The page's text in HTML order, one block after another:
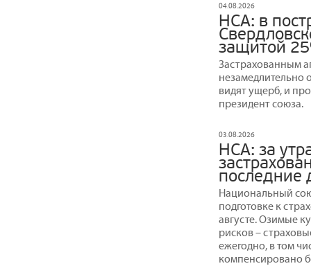
04.08.2026
НСА: в
защитой
Застрахованным
незамедлительно
видят ущерб, и
президент союза.
03.08.2026
НСА: за
последние
Национальный
подготовке к
августе. Озимые
рисков –
ежегодно, в том
компенсировано